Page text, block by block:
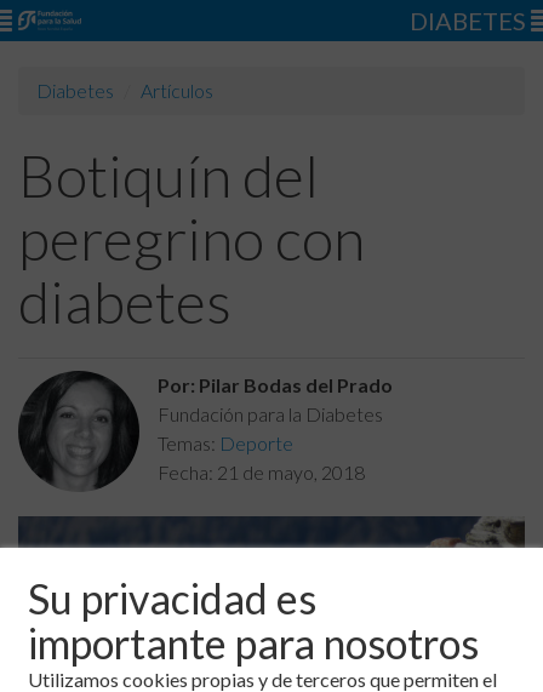
Su privacidad es
importante para nosotros
Utilizamos cookies propias y de terceros que permiten el
DIABETES
Diabetes Artículos
Botiquín del
peregrino con
diabetes
Por: Pilar Bodas del Prado
Fundación para la Diabetes
Temas: Deporte
Fecha: 21 de mayo, 2018